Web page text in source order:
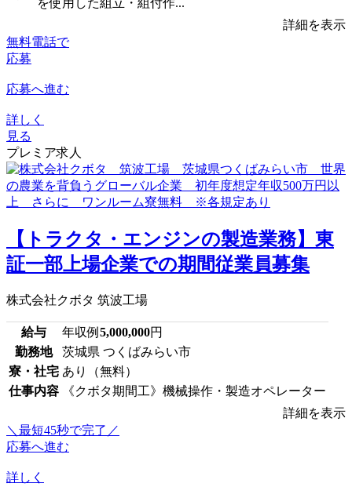
を使用した組立・組付作...
詳細を表示
無料電話で
応募
応募へ進む
詳しく
見る
プレミア求人
【トラクタ・エンジンの製造業務】東
証一部上場企業での期間従業員募集
株式会社クボタ 筑波工場
給与 年収例 5,000,000円
勤務地
茨城県 つくばみらい市
寮・社宅 あり（無料）
仕事内容
《クボタ期間工》機械操作・製造オペレーター
詳細を表示
＼最短45秒で完了／
応募へ進む
詳しく